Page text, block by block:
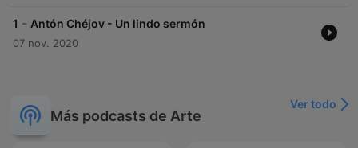
1 - Antón Chéjov - Un lindo sermón
07 nov. 2020
Más podcasts de Arte
Ver todo